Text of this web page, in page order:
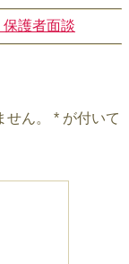
保護者面談
ん。 * が付いて